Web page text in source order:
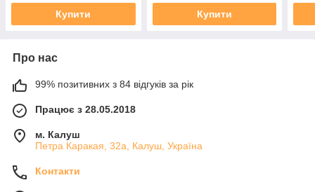
Купити Купити
Про нас
99% позитивних з 84 відгуків за рік
Працює з 28.05.2018
м. Калуш
Петра Каракая, 32а, Калуш, Україна
Контакти